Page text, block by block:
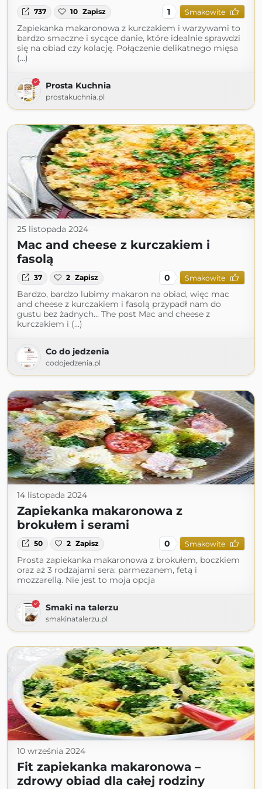
737 10 Zapisz 1 Smakowite
Zapiekanka makaronowa z kurczakiem i warzywami to
bardzo smaczne i sycące danie, które idealnie sprawdzi
się na obiad czy kolację. Połączenie delikatnego mięsa
(...)
Prosta Kuchnia
prostakuchnia.pl
25 listopada 2024
Mac and cheese z kurczakiem i
fasolą
37 2 Zapisz 0 Smakowite
Bardzo, bardzo lubimy makaron na obiad, więc mac
and cheese z kurczakiem i fasolą przypadł nam do
gustu bez żadnych… The post Mac and cheese z
kurczakiem i (...)
Co do jedzenia
codojedzenia.pl
14 listopada 2024
Zapiekanka makaronowa z
brokułem i serami
50 2 Zapisz 0 Smakowite
Prosta zapiekanka makaronowa z brokułem, boczkiem
oraz aż 3 rodzajami sera: parmezanem, fetą i
mozzarellą. Nie jest to moja opcja
Smaki na talerzu
smakinatalerzu.pl
10 września 2024
Fit zapiekanka makaronowa –
zdrowy obiad dla całej rodziny